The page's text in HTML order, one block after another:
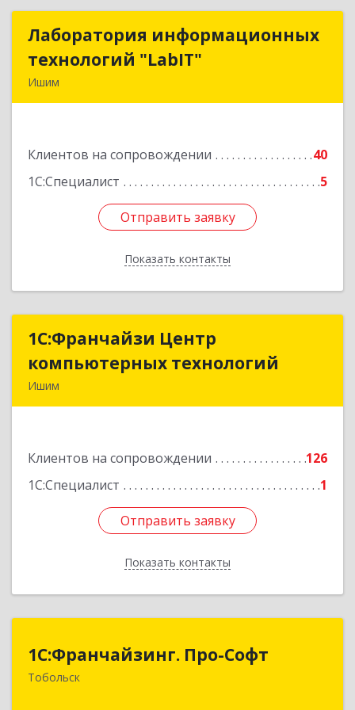
Лаборатория информационных
технологий "LabIT"
Ишим
Клиентов на сопровождении
40
1С:Специалист
5
Отправить заявку
Показать контакты
Лаборатория информационных
технологий "LabIT"
Подробнее
Отправить заявку
Назад
1С:Франчайзи Центр
компьютерных технологий
Ишим
Клиентов на сопровождении
126
1С:Специалист
1
Отправить заявку
Показать контакты
1С:Франчайзи Центр
компьютерных технологий
Подробнее
Отправить заявку
Назад
1С:Франчайзинг. Про-Софт
Тобольск
1С:Франчайзинг. Про-Софт
626150, Тюменская обл, Тобольск г, Малая